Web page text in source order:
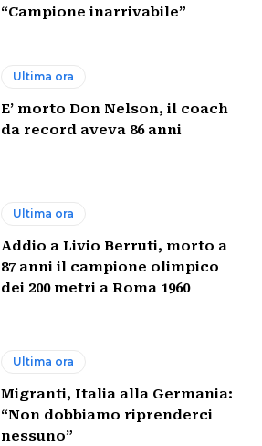
“Campione inarrivabile”
Ultima ora
E’ morto Don Nelson, il coach
da record aveva 86 anni
Ultima ora
Addio a Livio Berruti, morto a
87 anni il campione olimpico
dei 200 metri a Roma 1960
Ultima ora
Migranti, Italia alla Germania:
“Non dobbiamo riprenderci
nessuno”